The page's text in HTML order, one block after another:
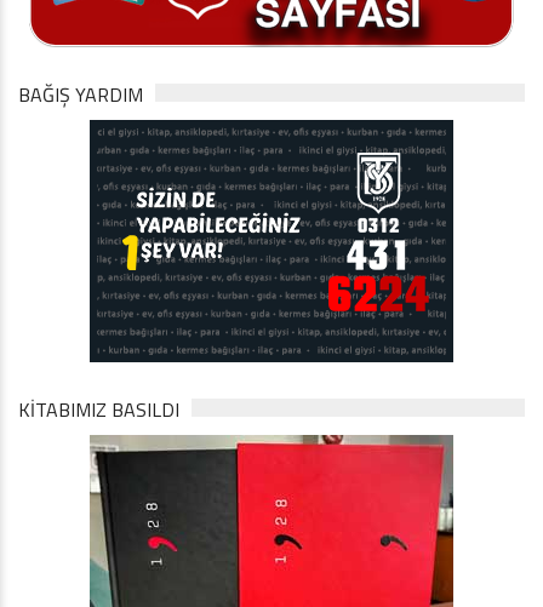
BAĞIŞ YARDIM
KİTABIMIZ BASILDI